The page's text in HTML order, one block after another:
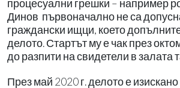
процесуални грешки – например
Динов първоначално не са
граждански ищци, което
делото. Стартът му е чак през
до разпити на свидетели в залата
През май 2020 г. делото е изискано